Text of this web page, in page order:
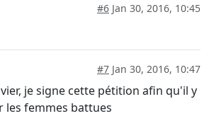
#6 Jan 30, 2016, 10:45
#7 Jan 30, 2016, 10:47
je signe cette pétition afin qu'il y
les femmes battues